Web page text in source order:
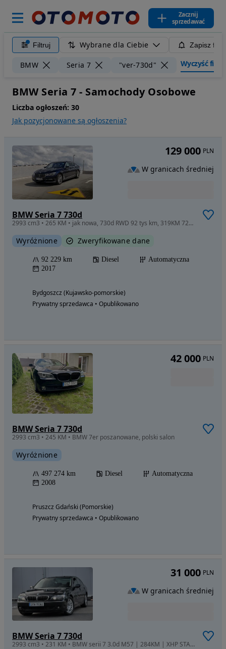
Zacznij
sprzedawać
Filtruj Wybrane dla Ciebie Zapisz
BMW Seria 7 "ver-730d" Wyczyść filtry
BMW Seria 7 - Samochody Osobowe
Liczba ogłoszeń: 30
Jak pozycjonowane są ogłoszenia?
BMW Seria 7 730d
2993 cm3 • 265 KM • jak nowa, 730d RWD 92 tys km, 319KM 723NM
Wyróżnione Zweryfikowane dane
92 229 km Diesel
Automatyczna
2017
Bydgoszcz (Kujawsko-pomorskie)
Prywatny sprzedawca • Opublikowano
129 000 PLN
W granicach średniej
BMW Seria 7 730d
2993 cm3 • 245 KM • BMW 7er poszanowane, polski salon
Wyróżnione
497 274 km Diesel
Automatyczna
2008
Pruszcz Gdański (Pomorskie)
Prywatny sprzedawca • Opublikowano
42 000 PLN
BMW Seria 7 730d
2993 cm3 • 231 KM • BMW serii 7 3.0d M57 | 284KM | XHP STAGE 3 | GARAŻOWANE
31 000 PLN
W granicach średniej